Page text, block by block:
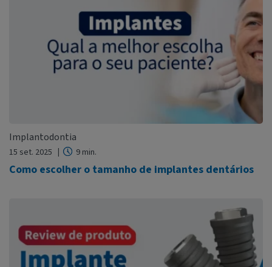
Implantodontia
15 set. 2025 9 min.
Como escolher o tamanho de implantes dentários